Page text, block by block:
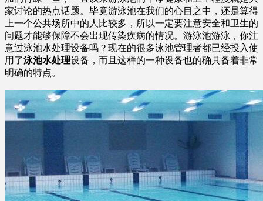
家讨论的热点话题。毕竟游泳池在我们的心目之中，还是算得
上一个公共场所中的人比较多，所以一定要注意安全和卫生的
问题才能够保障不会出现传染疾病的情况。 游泳池游泳，你注
意过泳池水处理设备吗？ 现在的很多泳池管理者都已经投入使
用了泳池水处理设备，而且这样的一种设备也的确具备着非常
明确的特点。